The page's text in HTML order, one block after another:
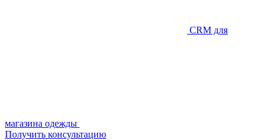
CRM для
магазина одежды
Получить консультацию